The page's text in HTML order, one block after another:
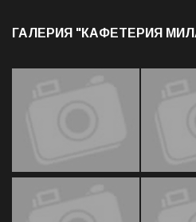
ГАЛЕРИЯ "КАФЕТЕРИЯ